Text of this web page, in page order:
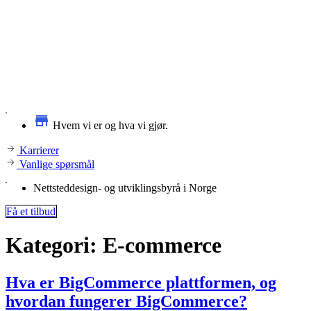
Hvem vi er og hva vi gjør.
Karrierer
Vanlige spørsmål
Nettsteddesign- og utviklingsbyrå i Norge
Få et tilbud
Kategori: E-commerce
Hva er BigCommerce plattformen, og
hvordan fungerer BigCommerce?